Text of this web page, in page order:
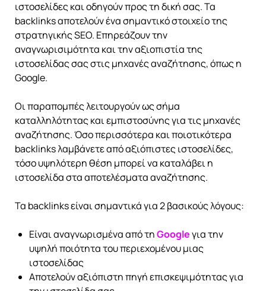
ιστοσελίδες και οδηγούν προς τη δική σας. Τα
backlinks αποτελούν ένα σημαντικό στοιχείο της
στρατηγικής SEO. Eπηρεάζουν την
αναγνωρισιμότητα και την αξιοπιστία της
ιστοσελίδας σας στις μηχανές αναζήτησης, όπως η
Google.
Οι παραπομπές λειτουργούν ως σήμα
καταλληλότητας και εμπιστοσύνης για τις μηχανές
αναζήτησης. Όσο περισσότερα και ποιοτικότερα
backlinks λαμβάνετε από αξιόπιστες ιστοσελίδες,
τόσο υψηλότερη θέση μπορεί να καταλάβει η
ιστοσελίδα στα αποτελέσματα αναζήτησης.
Τα backlinks είναι σημαντικά για 2 βασικούς λόγους:
Είναι αναγνωρισμένα από τηGoogleγια την
υψηλή ποιότητα του περιεχομένου μιας
ιστοσελίδας
Αποτελούν αξιόπιστη πηγή επισκεψιμότητας για